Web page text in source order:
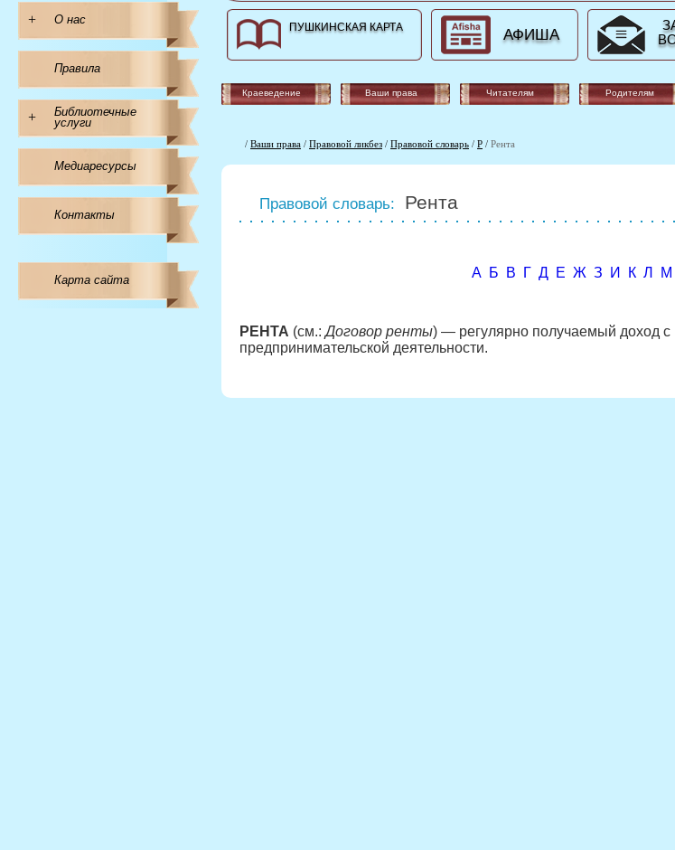
+ О нас
Правила
+
Библиотечные
услуги
Медиаресурсы
Контакты
Карта сайта
ПУШКИНСКАЯ КАРТА АФИША
Краеведение Ваши права Читателям Родителям
/ Ваши права / Правовой ликбез / Правовой словарь / Р / Рента
Правовой словарь: Рента
А Б В Г Д Е Ж З И К Л М
РЕНТА (см.:Договор ренты) — регулярно получаемый доход с
предпринимательской деятельности.